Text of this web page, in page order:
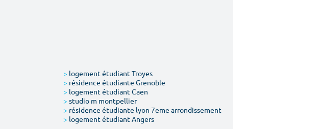
> logement étudiant Troyes
> résidence étudiante Grenoble
> logement étudiant Caen
> studio m montpellier
> résidence étudiante lyon 7eme arrondissement
> logement étudiant Angers